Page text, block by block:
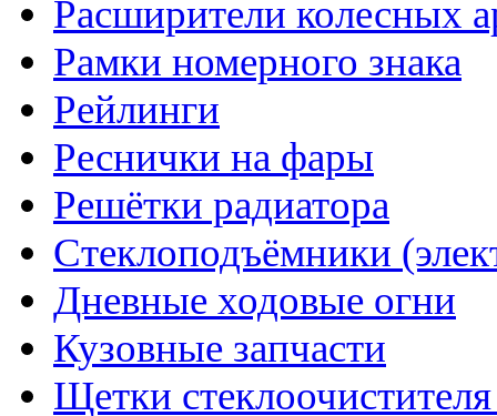
Расширители колесных
Рамки номерного знака
Рейлинги
Реснички на фары
Решётки радиатора
Стеклоподъёмники
Дневные ходовые огни
Кузовные запчасти
Щетки